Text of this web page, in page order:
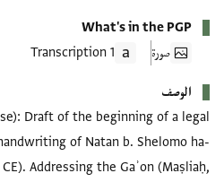
What's in the PGP
صورة
1 Transcription
الوصف
Draft of the beginning of a legal
of Natan b. Shelomo ha-
Addressing the Gaʾon (Maṣliaḥ,